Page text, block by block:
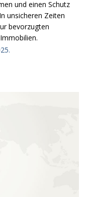
und einen Schutz
unsicheren Zeiten
bevorzugten